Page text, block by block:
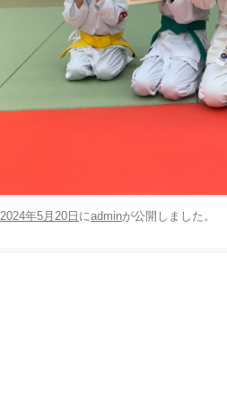
2024年5月20日 にadminが公開しました 。